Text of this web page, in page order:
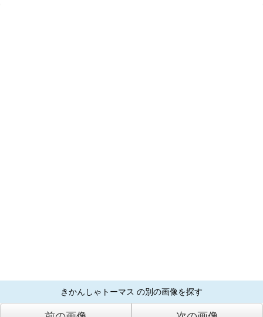
きかんしゃトーマス の別の画像を探す